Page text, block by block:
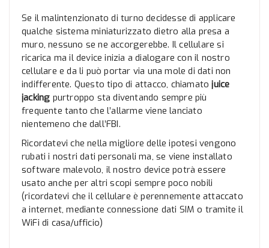
Se il malintenzionato di turno decidesse di applicare
qualche sistema miniaturizzato dietro alla presa a
muro, nessuno se ne accorgerebbe. Il cellulare si
ricarica ma il device inizia a dialogare con il nostro
cellulare e da li può portar via una mole di dati non
indifferente. Questo tipo di attacco, chiamatojuice
jacking purtroppo sta diventando sempre più
frequente tanto che l’allarme viene lanciato
nientemeno che dall’FBI.
Ricordatevi che nella migliore delle ipotesi vengono
rubati i nostri dati personali ma, se viene installato
software malevolo, il nostro device potrà essere
usato anche per altri scopi sempre poco nobili
(ricordatevi che il cellulare è perennemente attaccato
a internet, mediante connessione dati SIM o tramite il
WiFi di casa/ufficio)